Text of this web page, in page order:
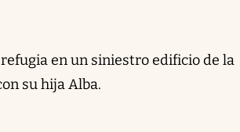
en un siniestro edificio de la
su hija Alba.